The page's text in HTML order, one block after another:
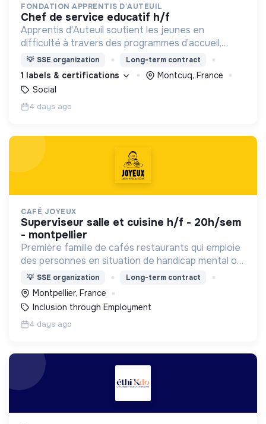
FONDATION APPRENTIS D'AUTEUIL
chef de service educatif h/f
Apprentis d'Auteuil soutient les jeunes en
difficulté à travers des programmes d’accueil,
d’éducation, de formation et d’insertion pour leur
permettre de devenir des hommes et des femmes
debout.
💡 SSE organization Long-term contract
1 labels & certifications
Montcuq, France
Social
4 days ago
CAFÉ JOYEUX
superviseur salle et cuisine h/f - 20h/sem
- montpellier
Première famille de cafés restaurants qui emploie
des personnes en situation de handicap mental ou
cognitif, Café joyeux poursuit sa croissance au
service de l'inclusion avec déjà plusieurs cafés.
💡 SSE organization Long-term contract
Montpellier, France
Inclusion through Employment
4 days ago